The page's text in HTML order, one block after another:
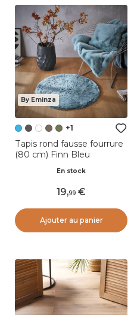
By Eminza
+1
Tapis rond fausse fourrure
(80 cm) Finn Bleu
En stock
19,99
Ajouter au panier